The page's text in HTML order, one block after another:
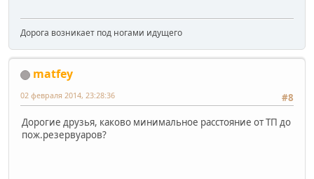
Дорога возникает под ногами идущего
matfey
#8
02 февраля 2014, 23:28:36
Дорогие друзья, каково минимальное расстояние от ТП до
пож.резервуаров?